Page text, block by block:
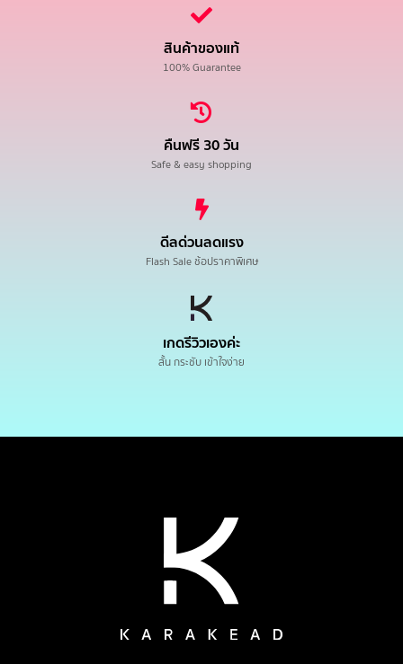
สินค้าของแท้
100% Guarantee
คืนฟรี 30 วัน
Safe & easy shopping
ดีลด่วนลดแรง
Flash Sale ช้อปราคาพิเศษ
เกดรีวิวเองค่ะ
สั้น กระชับ เข้าใจง่าย